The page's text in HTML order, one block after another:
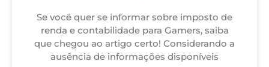
Se você quer se informar sobre imposto de
renda e contabilidade para Gamers, saiba
que chegou ao artigo certo! Considerando a
ausência de informações disponíveis